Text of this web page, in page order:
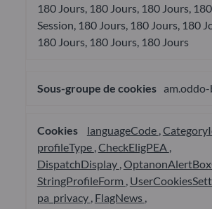
180 Jours, 180 Jours, 180 Jours,
Session, 180 Jours, 180 Jours, 180
180 Jours, 180 Jours, 180 Jours
am.oddo-
languageCode
profileType CheckEligPEA
DispatchDisplay
StringProfileForm
pa_privacy FlagNews